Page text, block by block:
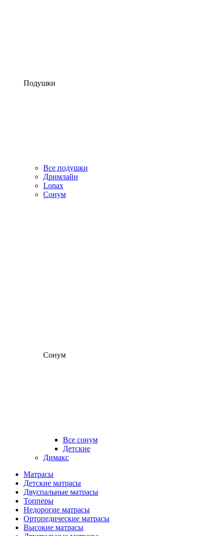
Подушки
Все подушки
Дримлайн
Lonax
Сонум
Сонум
Все сонум
Детские
Димакс
Матрасы
Детские матрасы
Двуспальные матрасы
Топперы
Недорогие матрасы
Ортопедические матрасы
Высокие матрасы